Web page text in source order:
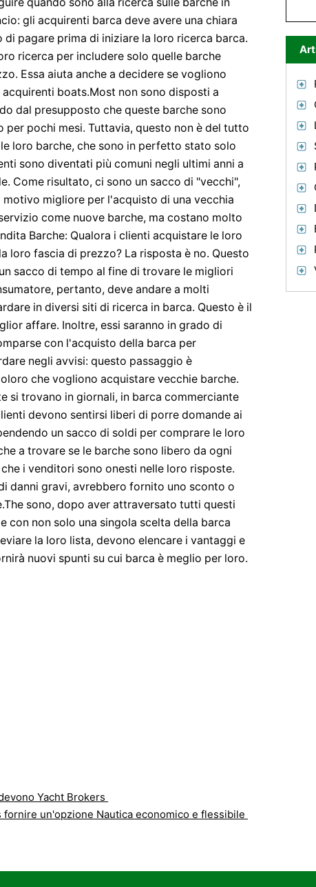
gli acquirenti barca deve avere una chiara
pagare prima di iniziare la loro ricerca barca.
ricerca per includere solo quelle barche
Essa aiuta anche a decidere se vogliono
boats.Most non sono disposti a
dal presupposto che queste barche sono
pochi mesi. Tuttavia, questo non è del tutto
loro barche, che sono in perfetto stato solo
sono diventati più comuni negli ultimi anni a
Come risultato, ci sono un sacco di "vecchi",
motivo migliore per l'acquisto di una vecchia
come nuove barche, ma costano molto
Barche: Qualora i clienti acquistare le loro
loro fascia di prezzo? La risposta è no. Questo
sacco di tempo al fine di trovare le migliori
pertanto, deve andare a molti
in diversi siti di ricerca in barca. Questo è il
affare. Inoltre, essi saranno in grado di
con l'acquisto della barca per
negli avvisi: questo passaggio è
che vogliono acquistare vecchie barche.
si trovano in giornali, in barca commerciante
devono sentirsi liberi di porre domande ai
un sacco di soldi per comprare le loro
a trovare se le barche sono libero da ogni
i venditori sono onesti nelle loro risposte.
danni gravi, avrebbero fornito uno sconto o
sono, dopo aver attraversato tutti questi
con non solo una singola scelta della barca
la loro lista, devono elencare i vantaggi e
nuovi spunti su cui barca è meglio per loro.
Yacht Brokers
fornire un'opzione Nautica economico e flessibile